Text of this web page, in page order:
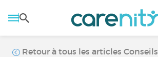
Retour à tous les articles Conseils